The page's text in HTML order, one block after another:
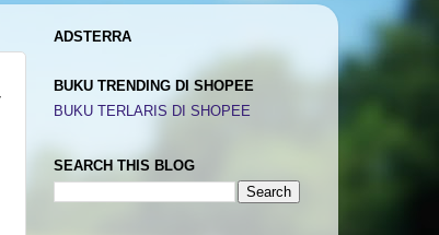
ADSTERRA
BUKU TRENDING DI SHOPEE
BUKU TERLARIS DI SHOPEE
SEARCH THIS BLOG